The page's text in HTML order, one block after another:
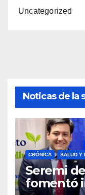
Uncategorized
Noticas de la
CRÓNICA SALUD Y
Seremi
fomentó